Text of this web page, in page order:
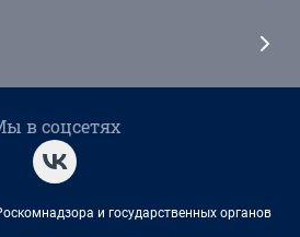
в соцсетях
и государственных органов